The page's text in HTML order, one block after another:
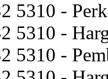
5310 -
5310 -
5310 -